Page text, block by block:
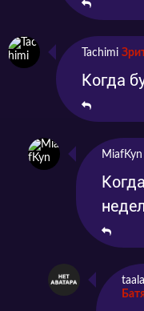
Tachimi
Когда
MiafKyn